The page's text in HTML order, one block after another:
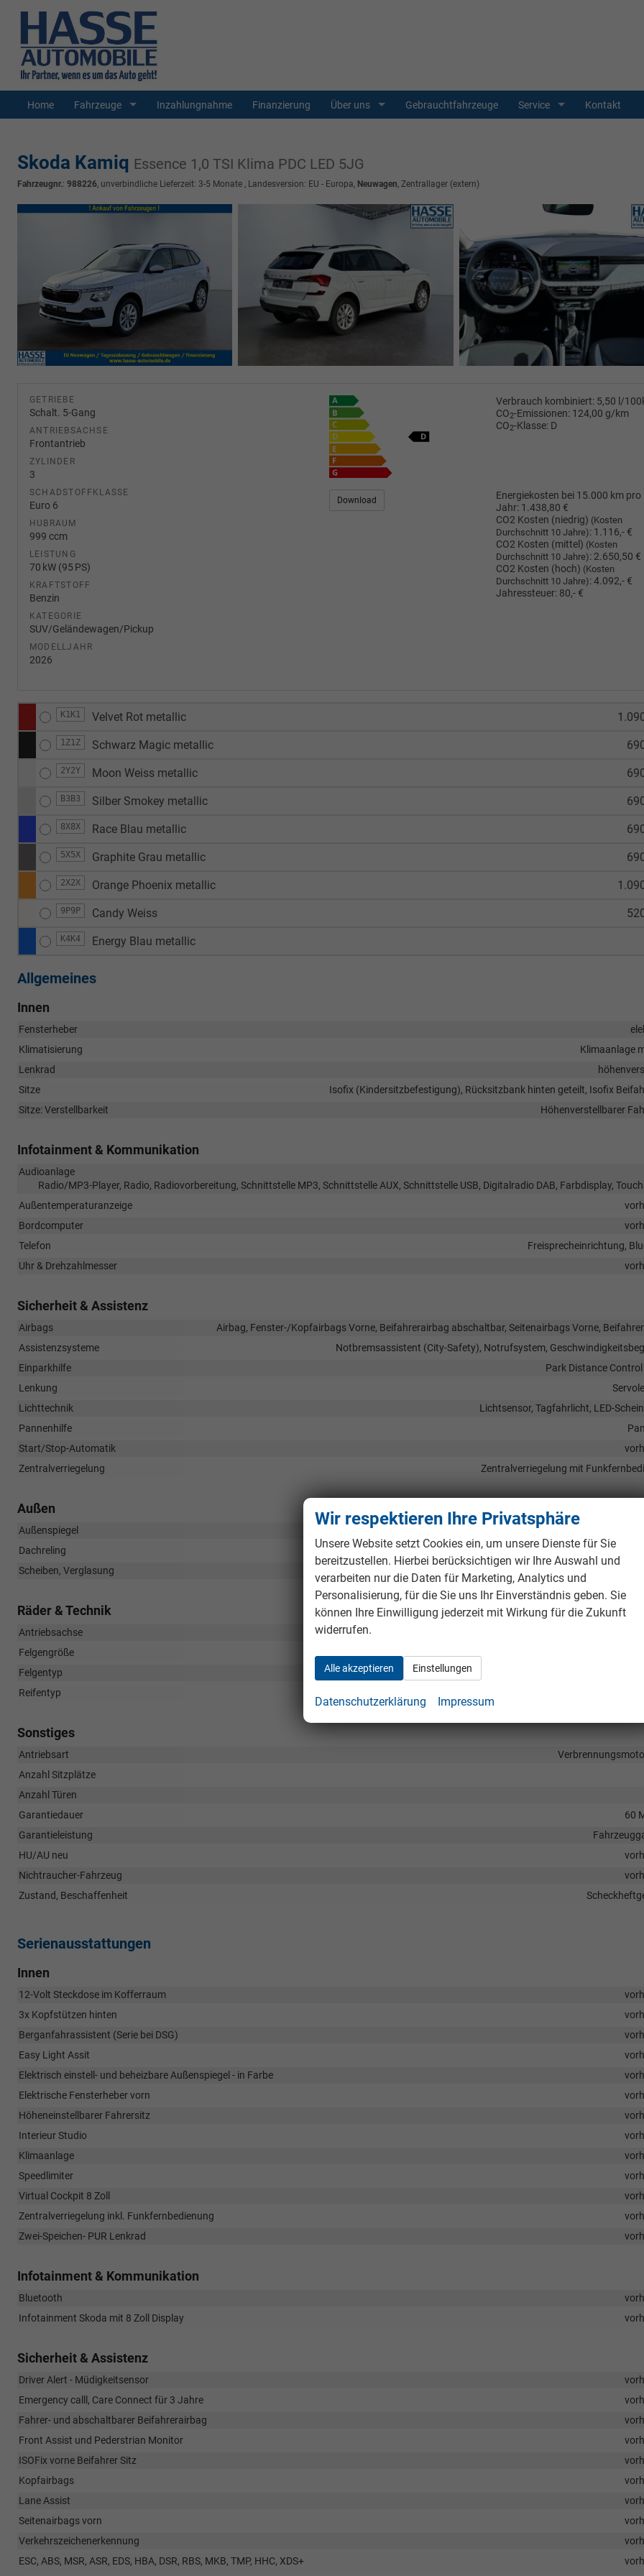
Home Fahrzeuge Inzahlungnahme Finanzierung Über uns Gebrauchtfahrzeuge Service Kontakt
Skoda Kamiq Essence 1,0 TSI Klima PDC LED 5JG
Fahrzeugnr.: 988226, unverbindliche Lieferzeit: 3-5 Monate , Landesversion: EU - Europa, Neuwagen, Zentrallager (extern)
GETRIEBE
Schalt. 5-Gang
ANTRIEBSACHSE
Frontantrieb
ZYLINDER
3
SCHADSTOFFKLASSE
Euro 6
HUBRAUM
999 ccm
LEISTUNG
70 kW (95 PS)
KRAFTSTOFF
Benzin
KATEGORIE
SUV/Geländewagen/Pickup
MODELLJAHR
2026
Verbrauch kombiniert: 5,50 l/
CO2-Emissionen: 124,00 g/km
CO2-Klasse: D
Download
Energiekosten bei 15.000 km pro
Jahr: 1.438,80 €
CO2 Kosten (niedrig) (Kosten
Durchschnitt 10 Jahre): 1.116,- €
CO2 Kosten (mittel) (Kosten
Durchschnitt 10 Jahre): 2.650,50 €
CO2 Kosten (hoch) (Kosten
Durchschnitt 10 Jahre):4.092,- €
Jahressteuer: 80,- €
K1K1 Velvet Rot metallic
1Z1Z Schwarz Magic metallic
2Y2Y Moon Weiss metallic
B3B3 Silber Smokey metallic
8X8X Race Blau metallic
5X5X Graphite Grau metallic
2X2X Orange Phoenix metallic
9P9P Candy Weiss
K4K4 Energy Blau metallic
Allgemeines
Innen
Fensterheber
Klimatisierung
Klimaanlage
Lenkrad
Sitze
Isofix (Kindersitzbefestigung), Rücksitzbank hinten geteilt, Isofix
Sitze: Verstellbarkeit
Höhenverstellbarer
Infotainment & Kommunikation
Audioanlage
Radio/MP3-Player, Radio, Radiovorbereitung, Schnittstelle MP3, Schnittstelle AUX, Schnittstelle USB, Digitalradio DAB, Farbdisplay,
Außentemperaturanzeige
Bordcomputer
Telefon
Freisprecheinrichtung,
Uhr & Drehzahlmesser
Sicherheit & Assistenz
Airbags
Airbag, Fenster-/Kopfairbags Vorne, Beifahrerairbag abschaltbar, Seitenairbags Vorne,
Assistenzsysteme
Notbremsassistent (City-Safety), Notrufsystem,
Einparkhilfe
Park Distance
Lenkung
Lichttechnik
Lichtsensor, Tagfahrlicht, LED-
Pannenhilfe
Start/Stop-Automatik
Zentralverriegelung
Zentralverriegelung mit
Außen
Außenspiegel
Außenspiegel beheizbar, Außenspiegel elektrisch
Dachreling
Scheiben, Verglasung
Getönte
Räder & Technik
Antriebsachse
Felgengröße
Felgentyp
Reifentyp
Sonstiges
Antriebsart
Anzahl Sitzplätze
Anzahl Türen
Garantiedauer
60
Garantieleistung
HU/AU neu
Nichtraucher-Fahrzeug
Zustand, Beschaffenheit
Serienausstattungen
Innen
12-Volt Steckdose im Kofferraum
3x Kopfstützen hinten
Berganfahrassistent (Serie bei DSG)
Easy Light Assit
Elektrisch einstell- und beheizbare Außenspiegel - in Farbe
Elektrische Fensterheber vorn
Höheneinstellbarer Fahrersitz
Interieur Studio
Klimaanlage
Speedlimiter
Virtual Cockpit 8 Zoll
Zentralverriegelung inkl. Funkfernbedienung
Zwei-Speichen- PUR Lenkrad
Infotainment & Kommunikation
Bluetooth
Infotainment Skoda mit 8 Zoll Display
Sicherheit & Assistenz
Driver Alert - Müdigkeitsensor
Emergency calll, Care Connect für 3 Jahre
Fahrer- und abschaltbarer Beifahrerairbag
Front Assist und Pederstrian Monitor
ISOFix vorne Beifahrer Sitz
Kopfairbags
Lane Assist
Seitenairbags vorn
Verkehrszeichenerkennung
ESC, ABS, MSR, ASR, EDS, HBA, DSR, RBS, MKB, TMP, HHC, XDS+
Wir respektieren Ihre Privatsphäre
Unsere Website setzt Cookies ein, um unsere Dienste für Sie
bereitzustellen. Hierbei berücksichtigen wir Ihre Auswahl und
verarbeiten nur die Daten für Marketing, Analytics und
Personalisierung, für die Sie uns Ihr Einverständnis geben. Sie
können Ihre Einwilligung jederzeit mit Wirkung für die Zukunft
widerrufen.
Alle akzeptieren Einstellungen
Datenschutzerklärung Impressum